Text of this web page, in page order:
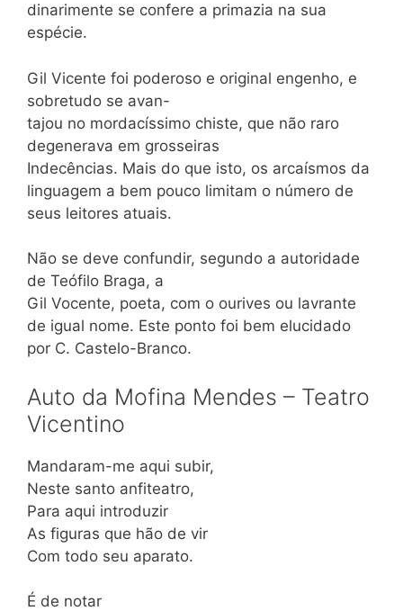
dinarimente se confere a primazia na sua
espécie.
Gil Vicente foi poderoso e original engenho, e
sobretudo se avan-
tajou no mordacíssimo chiste, que não raro
degenerava em grosseiras
Indecências. Mais do que isto, os arcaísmos da
linguagem a bem pouco limitam o número de
seus leitores atuais.
Não se deve confundir, segundo a autoridade
de Teófilo Braga, a
Gil Vocente, poeta, com o ourives ou lavrante
de igual nome. Este ponto foi bem elucidado
por C. Castelo-Branco.
Auto da Mofina Mendes – Teatro
Vicentino
Mandaram-me aqui subir,
Neste santo anfiteatro,
Para aqui introduzir
As figuras que hão de vir
Com todo seu aparato.
É de notar